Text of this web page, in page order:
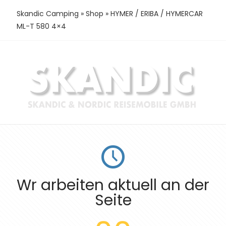
Skandic Camping » Shop » HYMER / ERIBA / HYMERCAR
ML-T 580 4×4
Wr arbeiten aktuell an der
Seite